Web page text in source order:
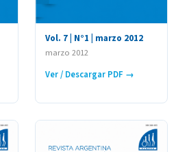
Vol. 7 | N°1 | marzo 2012
marzo 2012
Ver / Descargar PDF →